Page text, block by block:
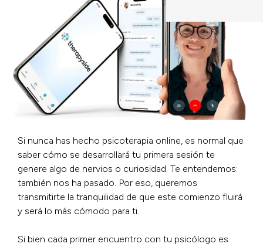
Si nunca has hecho psicoterapia online, es normal que
saber cómo se desarrollará tu primera sesión te
genere algo de nervios o curiosidad. Te entendemos:
también nos ha pasado. Por eso, queremos
transmitirte la tranquilidad de que este comienzo fluirá
y será lo más cómodo para ti.
Si bien cada primer encuentro con tu psicólogo es